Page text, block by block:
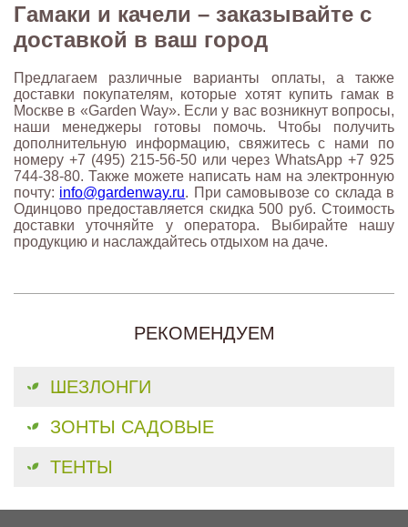
Гамаки и качели – заказывайте с
доставкой в ваш город
Предлагаем различные варианты оплаты, а также
доставки покупателям, которые хотят купить гамак в
Москве в «Garden Way». Если у вас возникнут вопросы,
наши менеджеры готовы помочь. Чтобы получить
дополнительную информацию, свяжитесь с нами по
номеру +7 (495) 215-56-50 или через WhatsApp +7 925
744-38-80. Также можете написать нам на электронную
почту: info@gardenway.ru. При самовывозе со склада в
Одинцово предоставляется скидка 500 руб. Стоимость
доставки уточняйте у оператора. Выбирайте нашу
продукцию и наслаждайтесь отдыхом на даче.
РЕКОМЕНДУЕМ
ШЕЗЛОНГИ
ЗОНТЫ САДОВЫЕ
ТЕНТЫ